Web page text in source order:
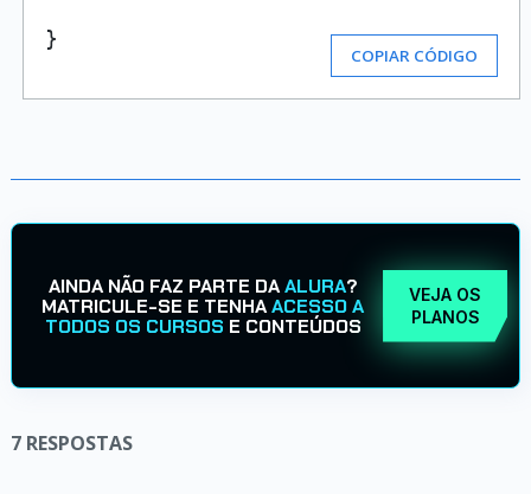
}
COPIAR CÓDIGO
AINDA NÃO FAZ PARTE DAALURA?
MATRICULE-SE E TENHAACESSO A
TODOS OS CURSOS E CONTEÚDOS
VEJA OS
PLANOS
7 RESPOSTAS